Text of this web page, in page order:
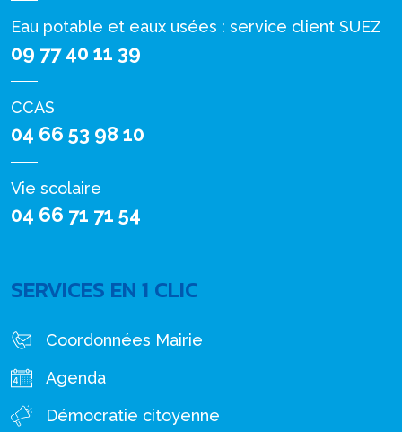
Eau potable et eaux usées : service client SUEZ
09 77 40 11 39
CCAS
04 66 53 98 10
Vie scolaire
04 66 71 71 54
SERVICES EN 1 CLIC
Coordonnées Mairie
Agenda
Démocratie citoyenne